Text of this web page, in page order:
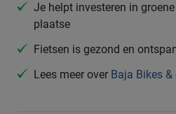
Je helpt investeren in
plaatse
Fietsen is gezond en
Lees meer over Baja Bikes